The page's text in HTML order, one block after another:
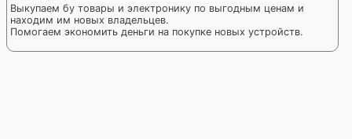
Выкупаем бу товары и электронику по выгодным ценам и
находим им новых владельцев.
Помогаем экономить деньги на покупке новых устройств.